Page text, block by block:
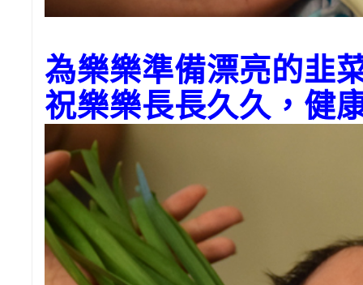
為樂樂準備漂亮的韭
祝樂樂長長久久，健